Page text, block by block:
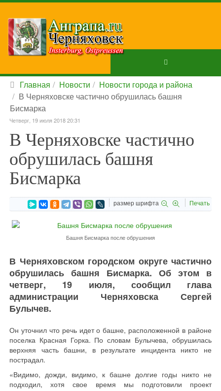
Главная Новости
Новости города и района
В Черняховске частично обрушилась башня
Бисмарка
Четверг, 19 июля 2018 20:31
В Черняховске частично
обрушилась башня
Бисмарка
размер шрифта Печать
Башня Бисмарка после обрушения
В Черняховском городском округе частично
обрушилась башня Бисмарка. Об этом в
четверг, 19 июля, сообщил глава
администрации Черняховска Сергей
Булычев.
Он уточнил что речь идет о башне, расположенной в районе
поселка Красная Горка. По словам Булычева, обрушилась
верхняя часть башни, в результате инцидента никто не
пострадал.
«Видимо, дожди, видимо, к башне долгие годы никто не
подходил, хотя свое время мы подготовили проект